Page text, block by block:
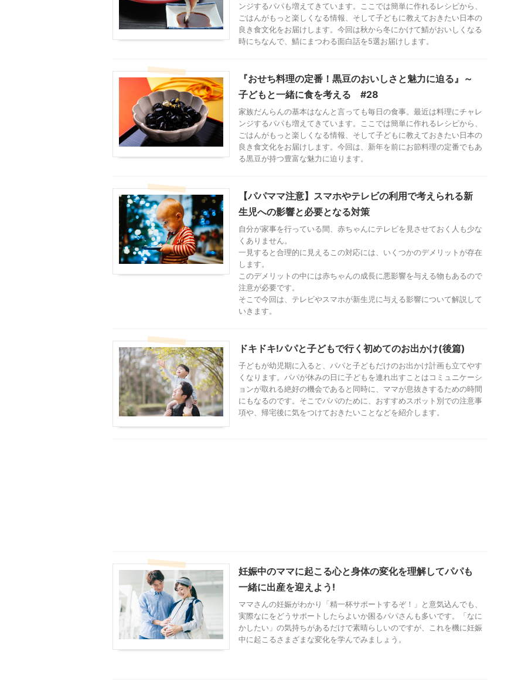
ンジするパパも増えてきています。ここでは簡単に作れるレシピから、
ごはんがもっと楽しくなる情報、そして子どもに教えておきたい日本の
良き食文化をお届けします。今回は秋から冬にかけて鯖がおいしくなる
時にちなんで、鯖にまつわる面白話を5選お届けします。
『おせち料理の定番！黒豆のおいしさと魅力に迫る』～
子どもと一緒に食を考える #28
家族だんらんの基本はなんと言っても毎日の食事。最近は料理にチャレ
ンジするパパも増えてきています。ここでは簡単に作れるレシピから、
ごはんがもっと楽しくなる情報、そして子どもに教えておきたい日本の
良き食文化をお届けします。今回は、新年を前にお節料理の定番でもあ
る黒豆が持つ豊富な魅力に迫ります。
【パパママ注意】スマホやテレビの利用で考えられる新
生児への影響と必要となる対策
自分が家事を行っている間、赤ちゃんにテレビを見させておく人も少な
くありません。
一見すると合理的に見えるこの対応には、いくつかのデメリットが存在
します。
このデメリットの中には赤ちゃんの成長に悪影響を与える物もあるので
注意が必要です。
そこで今回は、テレビやスマホが新生児に与える影響について解説して
いきます。
ドキドキ!パパと子どもで行く初めてのお出かけ(後篇)
子どもが幼児期に入ると、パパと子どもだけのお出かけ計画も立てやす
くなります。パパが休みの日に子どもを連れ出すことはコミュニケーシ
ョンが取れる絶好の機会であると同時に、ママが息抜きするための時間
にもなるのです。そこでパパのために、おすすめスポット別での注意事
項や、帰宅後に気をつけておきたいことなどを紹介します。
妊娠中のママに起こる心と身体の変化を理解してパパも
一緒に出産を迎えよう!
ママさんの妊娠がわかり「精一杯サポートするぞ！」と意気込んでも、
実際なにをどうサポートしたらよいか困るパパさんも多いです。「なに
かしたい」の気持ちがあるだけで素晴らしいのですが、これを機に妊娠
中に起こるさまざまな変化を学んでみましょう。